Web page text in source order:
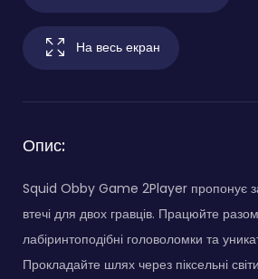
На весь екран
Опис:
Squid Obby Game 2Player пропонує
втечі для двох гравців. Працюйте
лабіринтоподібні головоломки та
Прокладайте шлях через піксельні